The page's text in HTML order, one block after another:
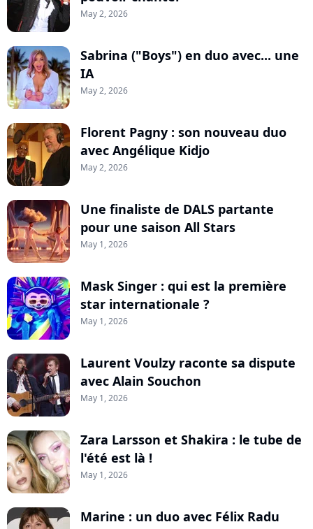
May 2, 2026
Sabrina ("Boys") en duo avec... une
IA
May 2, 2026
Florent Pagny : son nouveau duo
avec Angélique Kidjo
May 2, 2026
Une finaliste de DALS partante
pour une saison All Stars
May 1, 2026
Mask Singer : qui est la première
star internationale ?
May 1, 2026
Laurent Voulzy raconte sa dispute
avec Alain Souchon
May 1, 2026
Zara Larsson et Shakira : le tube de
l'été est là !
May 1, 2026
Marine : un duo avec Félix Radu